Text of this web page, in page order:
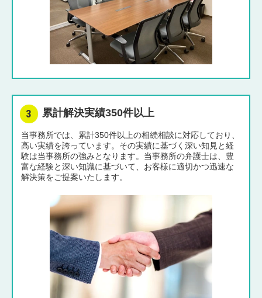
累計解決実績350件以上
当事務所では、累計350件以上の相続相談に対応しており、
高い実績を誇っています。その実績に基づく深い知見と経
験は当事務所の強みとなります。当事務所の弁護士は、豊
富な経験と深い知識に基づいて、お客様に適切かつ迅速な
解決策をご提案いたします。